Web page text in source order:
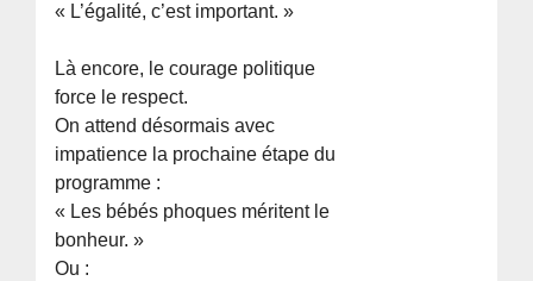
« L’égalité, c’est important. »
Là encore, le courage politique
force le respect.
On attend désormais avec
impatience la prochaine étape du
programme :
« Les bébés phoques méritent le
bonheur. »
Ou :